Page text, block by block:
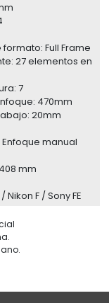
Full Frame
27 elementos en
7
470mm
20mm
manual
mm
Nikon F / Sony FE